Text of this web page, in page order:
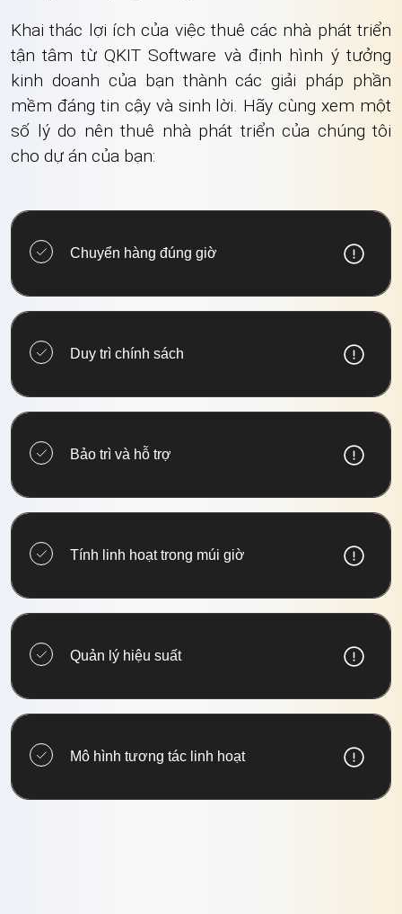
Khai thác lợi ích của việc thuê các nhà phát triển
tận tâm từ QKIT Software và định hình ý tưởng
kinh doanh của bạn thành các giải pháp phần
mềm đáng tin cậy và sinh lời. Hãy cùng xem một
số lý do nên thuê nhà phát triển của chúng tôi
cho dự án của bạn:
Chuyển hàng đúng giờ
Duy trì chính sách
Bảo trì và hỗ trợ
Tính linh hoạt trong múi giờ
Quản lý hiệu suất
Mô hình tương tác linh hoạt